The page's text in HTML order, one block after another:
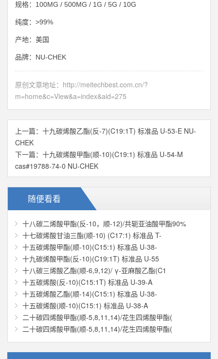
规格： 100MG / 500MG / 1G / 5G / 10G
纯度： >99%
产地：美国
品牌： NU-CHEK
原创文章地址： http://meitechbest.com.cn/?
m=home&c=View&a=index&aid=275
上一篇： 十九碳烯酸乙酯(反-7)(C19:1T) 标准品 U-53-E NU-
CHEK
下一篇： 十九碳烯酸甲酯(顺-10)(C19:1) 标准品 U-54-M
cas#19788-74-0 NU-CHEK
随便看看
十八碳二烯酸甲酯(反-10，顺-12)/共轭亚油酸甲酯90%
十七碳烯酸甘油三酯(顺-10) (C17:1) 标准品 T-
十五碳烯酸甲酯(顺-10)(C15:1) 标准品 U-38-
十九碳烯酸甲酯(反-10)(C19:1T) 标准品 U-55
十八碳三烯酸乙酯(顺-6,9,12)/ γ-亚麻酸乙酯(C1
十五碳烯酸(反-10)(C15:1T) 标准品 U-39-A
十五碳烯酸乙酯(顺-14)(C15:1) 标准品 U-38-
十五碳烯酸(顺-10)(C15:1) 标准品 U-38-A
二十碳四烯酸甲酯(顺-5,8,11,14)/花生四烯酸甲酯(
二十碳四烯酸甲酯(顺-5,8,11,14)/花生四烯酸甲酯(